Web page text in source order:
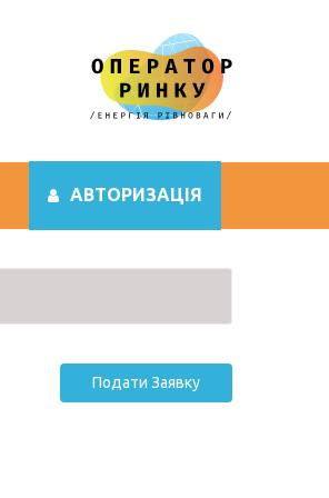
АВТОРИЗАЦІЯ
Подати Заявку